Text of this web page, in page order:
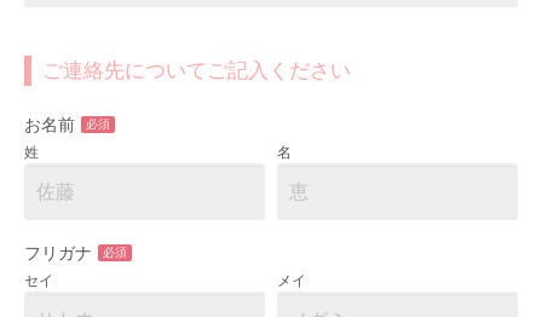
ご連絡先についてご記入ください
お名前 必須
姓 名
フリガナ 必須
セイ メイ